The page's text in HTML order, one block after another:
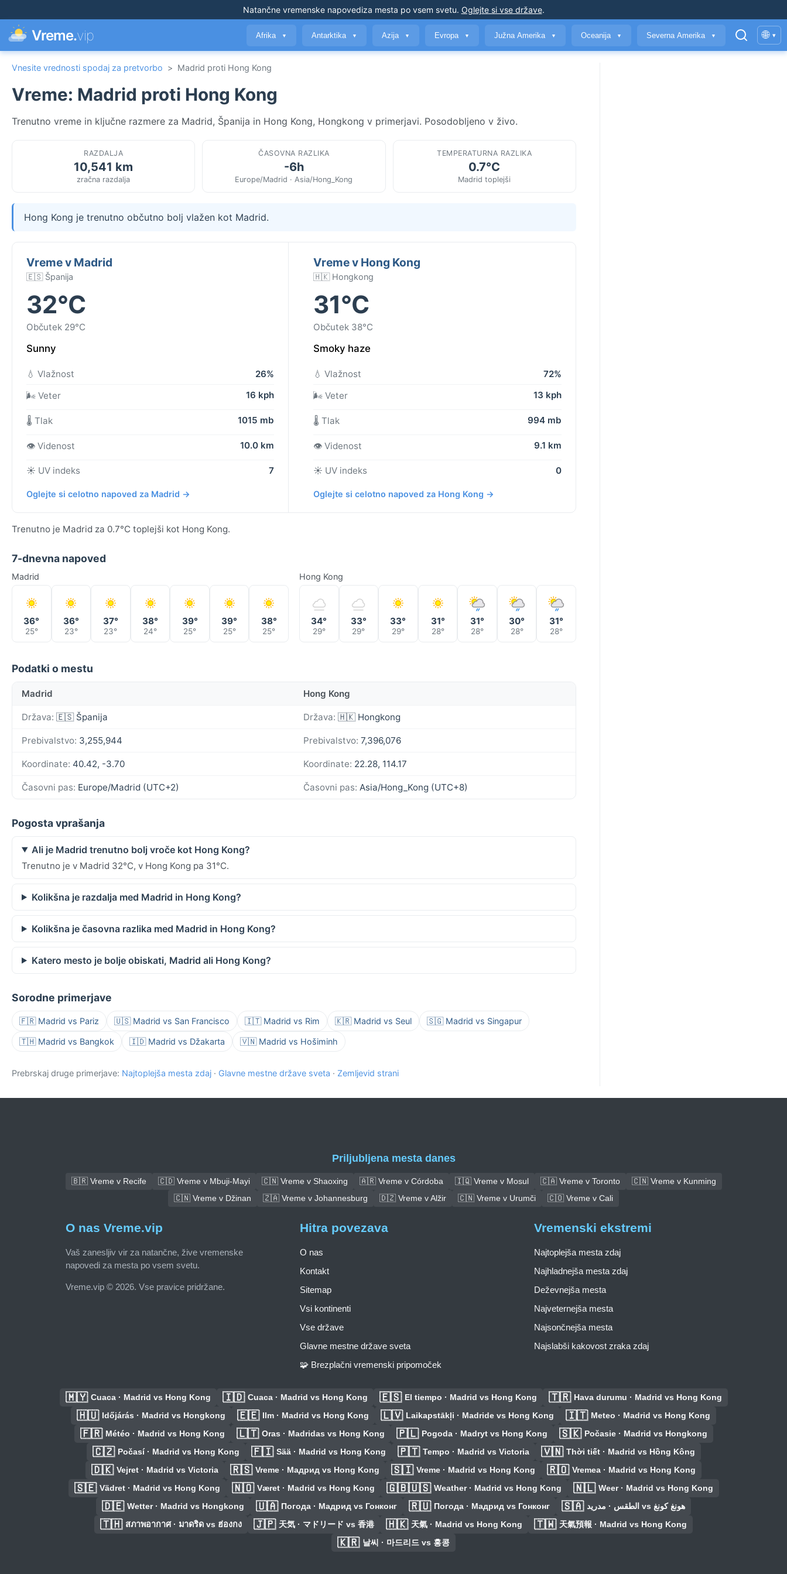
Natančne vremenske napovediza mesta po vsem svetu. Oglejte si vse države.
Vreme.vip Afrika ▼ Antarktika ▼ Azija ▼ Evropa ▼ Južna Amerika ▼ Oceanija ▼ Severna Amerika ▼ 🌐 ▾
Vnesite vrednosti spodaj za pretvorbo > Madrid proti Hong Kong
Vreme: Madrid proti Hong Kong
Trenutno vreme in ključne razmere za Madrid, Španija in Hong Kong, Hongkong v primerjavi. Posodobljeno v živo.
RAZDALJA
10,541 km
zračna razdalja
ČASOVNA RAZLIKA
-6h
Europe/Madrid · Asia/Hong_Kong
TEMPERATURNA RAZLIKA
0.7°C
Madrid toplejši
Hong Kong je trenutno občutno bolj vlažen kot Madrid.
Vreme v Madrid
🇪🇸 Španija
32°C
Občutek 29°C
Sunny
💧 Vlažnost
26%
🌬️ Veter
16 kph
🌡️ Tlak 1015 mb
👁️ Videnost 10.0 km
☀️ UV indeks 7
Oglejte si celotno napoved za Madrid →
Vreme v Hong Kong
🇭🇰 Hongkong
31°C
Občutek 38°C
Smoky haze
💧 Vlažnost
72%
🌬️ Veter
13 kph
🌡️ Tlak 994 mb
👁️ Videnost 9.1 km
☀️ UV indeks 0
Oglejte si celotno napoved za Hong Kong →
Trenutno je Madrid za 0.7°C toplejši kot Hong Kong.
7-dnevna napoved
Madrid
36°
25°
36°
23°
37°
23°
38°
24°
39°
25°
39°
25°
38°
25°
Hong Kong
34°
29°
33°
29°
33°
29°
31°
28°
31°
28°
30°
28°
31°
28°
Podatki o mestu
Madrid Hong Kong
Država: 🇪🇸 Španija Država: 🇭🇰 Hongkong
Prebivalstvo: 3,255,944 Prebivalstvo: 7,396,076
Koordinate: 40.42, -3.70 Koordinate: 22.28, 114.17
Časovni pas: Europe/Madrid (UTC+2) Časovni pas: Asia/Hong_Kong (UTC+8)
Pogosta vprašanja
Ali je Madrid trenutno bolj vroče kot Hong Kong?
Trenutno je v Madrid 32°C, v Hong Kong pa 31°C.
Kolikšna je razdalja med Madrid in Hong Kong?
Kolikšna je časovna razlika med Madrid in Hong Kong?
Katero mesto je bolje obiskati, Madrid ali Hong Kong?
Sorodne primerjave
🇫🇷 Madrid vs Pariz 🇺🇸 Madrid vs San Francisco 🇮🇹 Madrid vs Rim 🇰🇷 Madrid vs Seul 🇸🇬 Madrid vs Singapur
🇹🇭 Madrid vs Bangkok 🇮🇩 Madrid vs Džakarta 🇻🇳 Madrid vs Hošiminh
Prebrskaj druge primerjave: Najtoplejša mesta zdaj · Glavne mestne države sveta · Zemljevid strani
Priljubljena mesta danes
🇧🇷 Vreme v Recife 🇨🇩 Vreme v Mbuji-Mayi 🇨🇳 Vreme v Shaoxing 🇦🇷 Vreme v Córdoba 🇮🇶 Vreme v Mosul 🇨🇦 Vreme v Toronto
🇨🇳 Vreme v Kunming
🇨🇳 Vreme v Džinan
🇿🇦 Vreme v Johannesburg 🇩🇿 Vreme v Alžir 🇨🇳 Vreme v Urumči 🇨🇴 Vreme v Cali
O nas Vreme.vip
Vaš zanesljiv vir za natančne, žive vremenske
napovedi za mesta po vsem svetu.
Vreme.vip © 2026. Vse pravice pridržane.
Hitra povezava
O nas
Kontakt
Sitemap
Vsi kontinenti
Vse države
Glavne mestne države sveta
🧩 Brezplačni vremenski pripomoček
Vremenski ekstremi
Najtoplejša mesta zdaj
Najhladnejša mesta zdaj
Deževnejša mesta
Najveternejša mesta
Najsončnejša mesta
Najslabši kakovost zraka zdaj
🇲🇾 Cuaca · Madrid vs Hong Kong 🇮🇩 Cuaca · Madrid vs Hong Kong 🇪🇸 El tiempo · Madrid vs Hong Kong 🇹🇷 Hava durumu · Madrid vs Hong Kong
🇭🇺 Időjárás · Madrid vs Hongkong 🇪🇪 Ilm · Madrid vs Hong Kong 🇱🇻 Laikapstākļi · Madride vs Hong Kong 🇮🇹 Meteo · Madrid vs Hong Kong
🇫🇷 Météo · Madrid vs Hong Kong 🇱🇹 Oras · Madridas vs Hong Kong 🇵🇱 Pogoda · Madryt vs Hong Kong 🇸🇰 Počasie · Madrid vs Hongkong
🇨🇿 Počasí · Madrid vs Hong Kong 🇫🇮 Sää · Madrid vs Hong Kong 🇵🇹 Tempo · Madrid vs Victoria 🇻🇳 Thời tiết · Madrid vs Hồng Kông
🇩🇰 Vejret · Madrid vs Victoria 🇷🇸 Vreme · Мадрид vs Hong Kong 🇸🇮 Vreme · Madrid vs Hong Kong 🇷🇴 Vremea · Madrid vs Hong Kong
🇸🇪 Vädret · Madrid vs Hong Kong 🇳🇴 Været · Madrid vs Hong Kong 🇬🇧🇺🇸 Weather · Madrid vs Hong Kong 🇳🇱 Weer · Madrid vs Hong Kong
🇩🇪 Wetter · Madrid vs Hongkong 🇺🇦 Погода · Мадрид vs Гонконг 🇷🇺 Погода · Мадрид vs Гонконг 🇸🇦 الطقس · مدريد vs هونغ كونغ
🇹🇭 สภาพอากาศ · มาดริด vs ฮ่องกง 🇯🇵 天気 · マドリード vs 香港 🇭🇰 天氣 · Madrid vs Hong Kong 🇹🇼 天氣預報 · Madrid vs Hong Kong
🇰🇷 날씨 · 마드리드 vs 홍콩